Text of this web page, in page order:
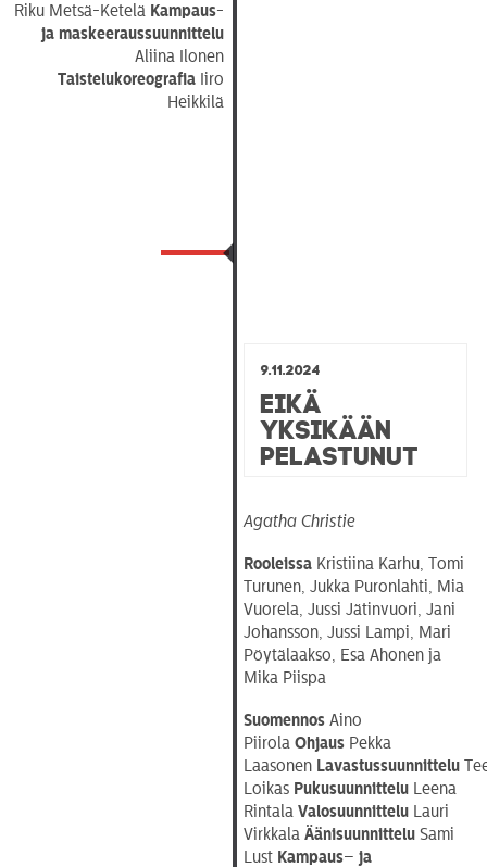
Riku Metsä-Ketelä Kampaus-
ja maskeeraussuunnittelu
Aliina Ilonen
Taistelukoreografia Iiro
Heikkilä
9.11.2024
Eikä
yksikään
pelastunut
Agatha Christie
RooleissaKristiina Karhu, Tomi
Turunen, Jukka Puronlahti, Mia
Vuorela, Jussi Jätinvuori, Jani
Johansson, Jussi Lampi, Mari
Pöytälaakso, Esa Ahonen ja
Mika Piispa
SuomennosAino
Piirola OhjausPekka
Laasonen Lavastussuunnittelu
Loikas PukusuunnitteluLeena
Rintala ValosuunnitteluLauri
Virkkala ÄänisuunnitteluSami
Lust Kampaus– ja